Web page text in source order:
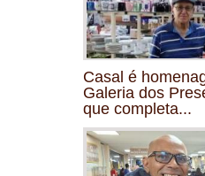
Casal é
Galeria dos
que completa...